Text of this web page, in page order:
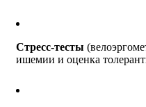
Стресс-тесты
ишемии и оценка